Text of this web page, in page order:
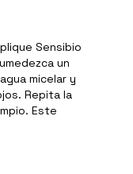
Sensibio
un
micelar y
Repita la
Este